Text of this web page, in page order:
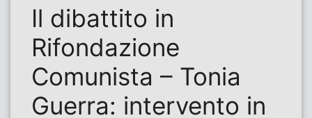
Il dibattito in
Rifondazione
Comunista – Tonia
Guerra: intervento in